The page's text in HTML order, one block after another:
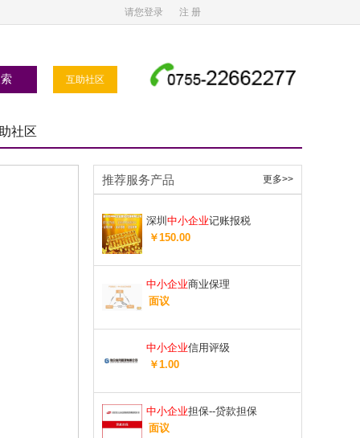
请您登录 注 册
互助社区
社区
推荐服务产品 更多>>
深圳 中小企业记账报税
￥150.00
中小企业商业保理
面议
中小企业信用评级
￥1.00
中小企业担保--贷款担保
面议